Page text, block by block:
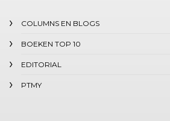
COLUMNS EN BLOGS
BOEKEN TOP 10
EDITORIAL
PTMY